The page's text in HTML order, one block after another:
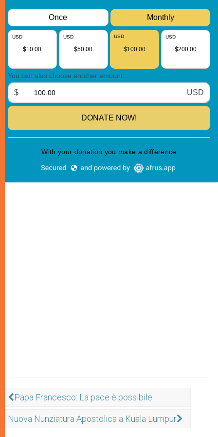
Papa Francesco: La pace è possibile
Nuova Nunziatura Apostolica a Kuala Lumpur